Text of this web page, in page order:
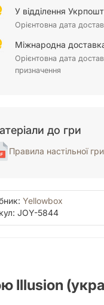
У відділення
Орієнтовна дата
Міжнародна
Орієнтовна дата
призначення
до гри
Правила настільної
Yellowbox
JOY-5844
Illusion